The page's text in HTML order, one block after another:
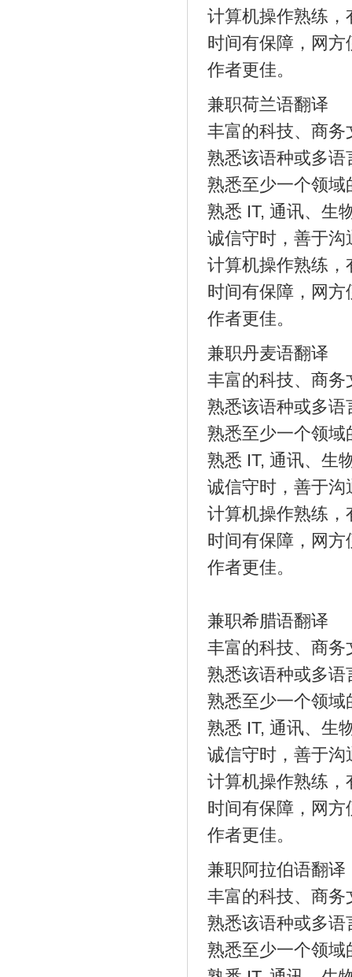
计算机操作熟练，
时间有保障，网
作者更佳。
兼职荷兰语翻译
丰富的科技、商务
熟悉该语种或多
熟悉至少一个领域
熟悉 IT, 通讯、生
诚信守时，善于
计算机操作熟练，
时间有保障，网
作者更佳。
兼职丹麦语翻译
丰富的科技、商务
熟悉该语种或多
熟悉至少一个领域
熟悉 IT, 通讯、生
诚信守时，善于
计算机操作熟练，
时间有保障，网
作者更佳。
兼职希腊语翻译
丰富的科技、商务
熟悉该语种或多
熟悉至少一个领域
熟悉 IT, 通讯、生
诚信守时，善于
计算机操作熟练，
时间有保障，网
作者更佳。
兼职阿拉伯语翻译
丰富的科技、商务
熟悉该语种或多
熟悉至少一个领域